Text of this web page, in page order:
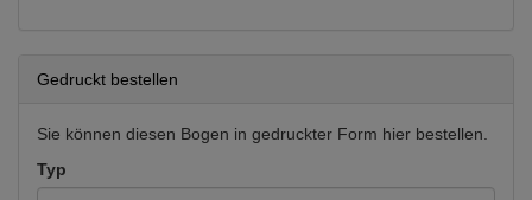
Gedruckt bestellen
Sie können diesen Bogen in gedruckter Form hier bestellen.
Typ